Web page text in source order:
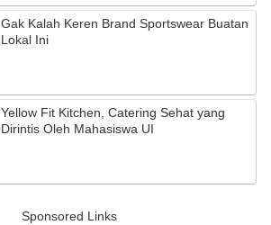
Gak Kalah Keren Brand Sportswear Buatan
Lokal Ini
Yellow Fit Kitchen, Catering Sehat yang
Dirintis Oleh Mahasiswa UI
Sponsored Links